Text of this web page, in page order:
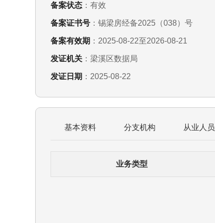
备案状态 ：有效
备案证书号 ：锡梁房经备2025（038）号
备案有效期 ：2025-08-22至2026-08-21
发证机关 ：梁溪区数据局
发证日期 ：2025-08-22
基本资料 分支机构 从业人员
业务类型